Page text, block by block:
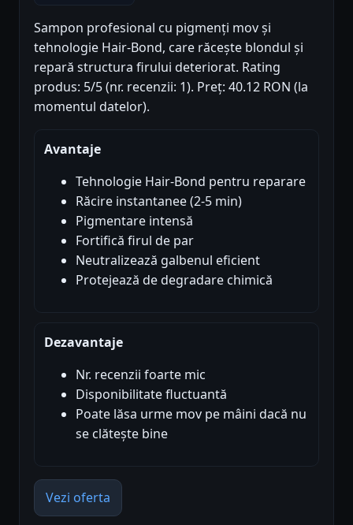
Sampon profesional cu pigmenți mov și
tehnologie Hair-Bond, care răcește blondul și
repară structura firului deteriorat. Rating
produs: 5/5 (nr. recenzii: 1). Preț: 40.12 RON (la
momentul datelor).
Avantaje
Tehnologie Hair-Bond pentru reparare
Răcire instantanee (2-5 min)
Pigmentare intensă
Fortifică firul de par
Neutralizează galbenul eficient
Protejează de degradare chimică
Dezavantaje
Nr. recenzii foarte mic
Disponibilitate fluctuantă
Poate lăsa urme mov pe mâini dacă nu
se clătește bine
Vezi oferta